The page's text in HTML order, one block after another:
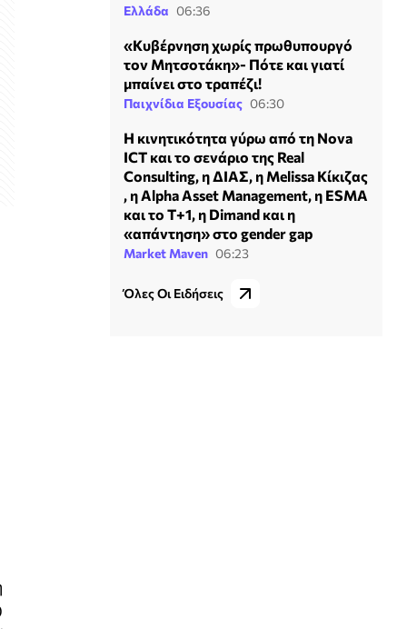
Ελλάδα 06:36
«Κυβέρνηση χωρίς πρωθυπουργό
τον Μητσοτάκη»- Πότε και γιατί
μπαίνει στο τραπέζι!
Παιχνίδια Εξουσίας 06:30
Η κινητικότητα γύρω από τη Nova
ICT και το σενάριο της Real
Consulting, η ΔΙΑΣ, η Melissa Κίκιζας
, η Alpha Asset Management, η ESMA
και το T+1, η Dimand και η
«απάντηση» στο gender gap
Market Maven 06:23
Όλες Οι Ειδήσεις